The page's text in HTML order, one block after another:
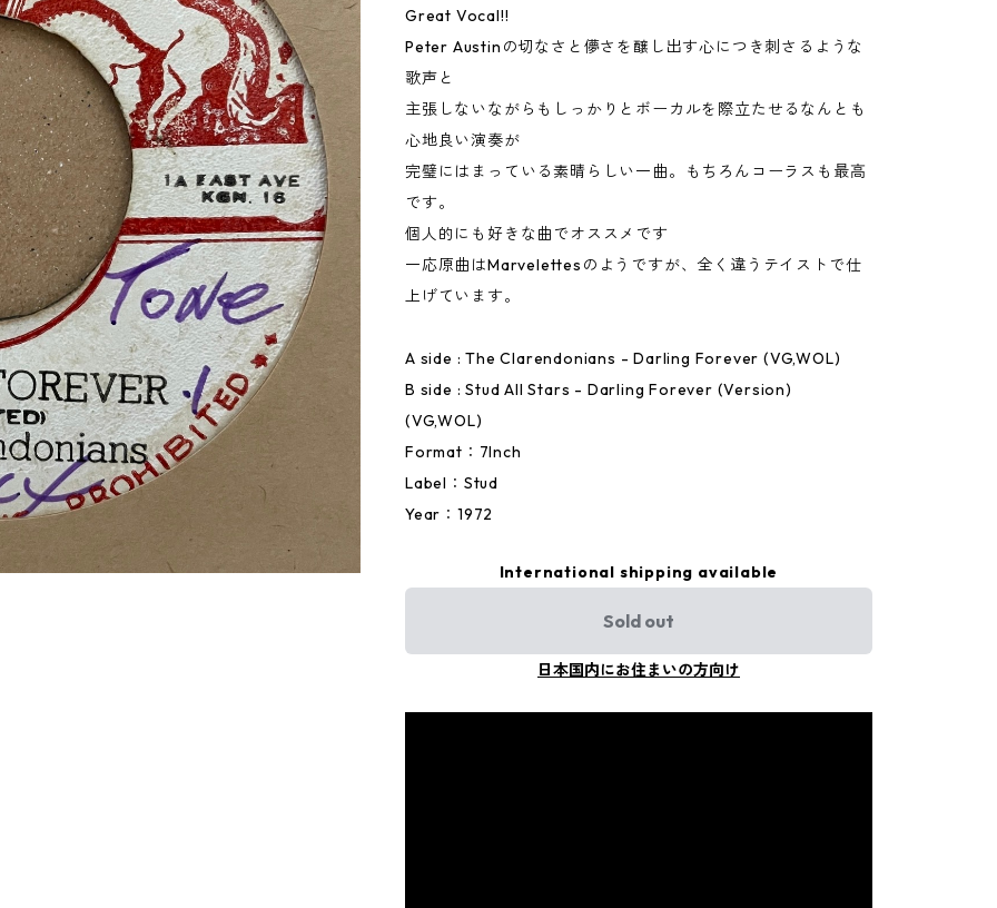
Great Vocal!!
Peter Austinの切なさと儚さを醸し出す心につき刺さるような
歌声と
主張しないながらもしっかりとボーカルを際立たせるなんとも
心地良い演奏が
完璧にはまっている素晴らしい一曲。もちろんコーラスも最高
です。
個人的にも好きな曲でオススメです
一応原曲はMarvelettesのようですが、全く違うテイストで仕
上げています。
A side : The Clarendonians - Darling Forever (VG,WOL)
B side : Stud All Stars - Darling Forever (Version)
(VG,WOL)
Format：7Inch
Label：Stud
Year：1972
International shipping available
Sold out
日本国内にお住まいの方向け